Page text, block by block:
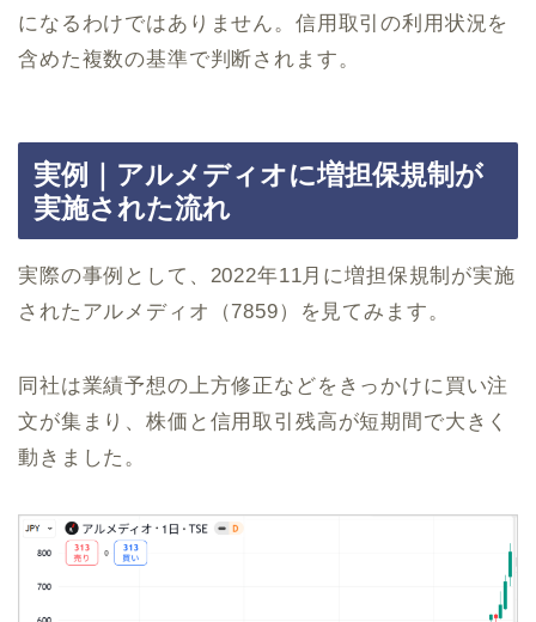
になるわけではありません。信用取引の利用状況を
含めた複数の基準で判断されます。
実例｜アルメディオに増担保規制が
実施された流れ
実際の事例として、2022年11月に増担保規制が実施
されたアルメディオ（7859）を見てみます。
同社は業績予想の上方修正などをきっかけに買い注
文が集まり、株価と信用取引残高が短期間で大きく
動きました。